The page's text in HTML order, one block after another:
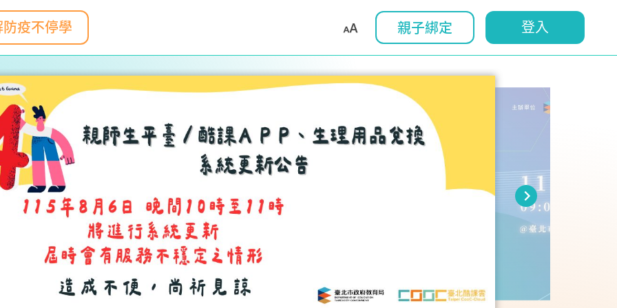
防疫不停學 親子綁定 登入